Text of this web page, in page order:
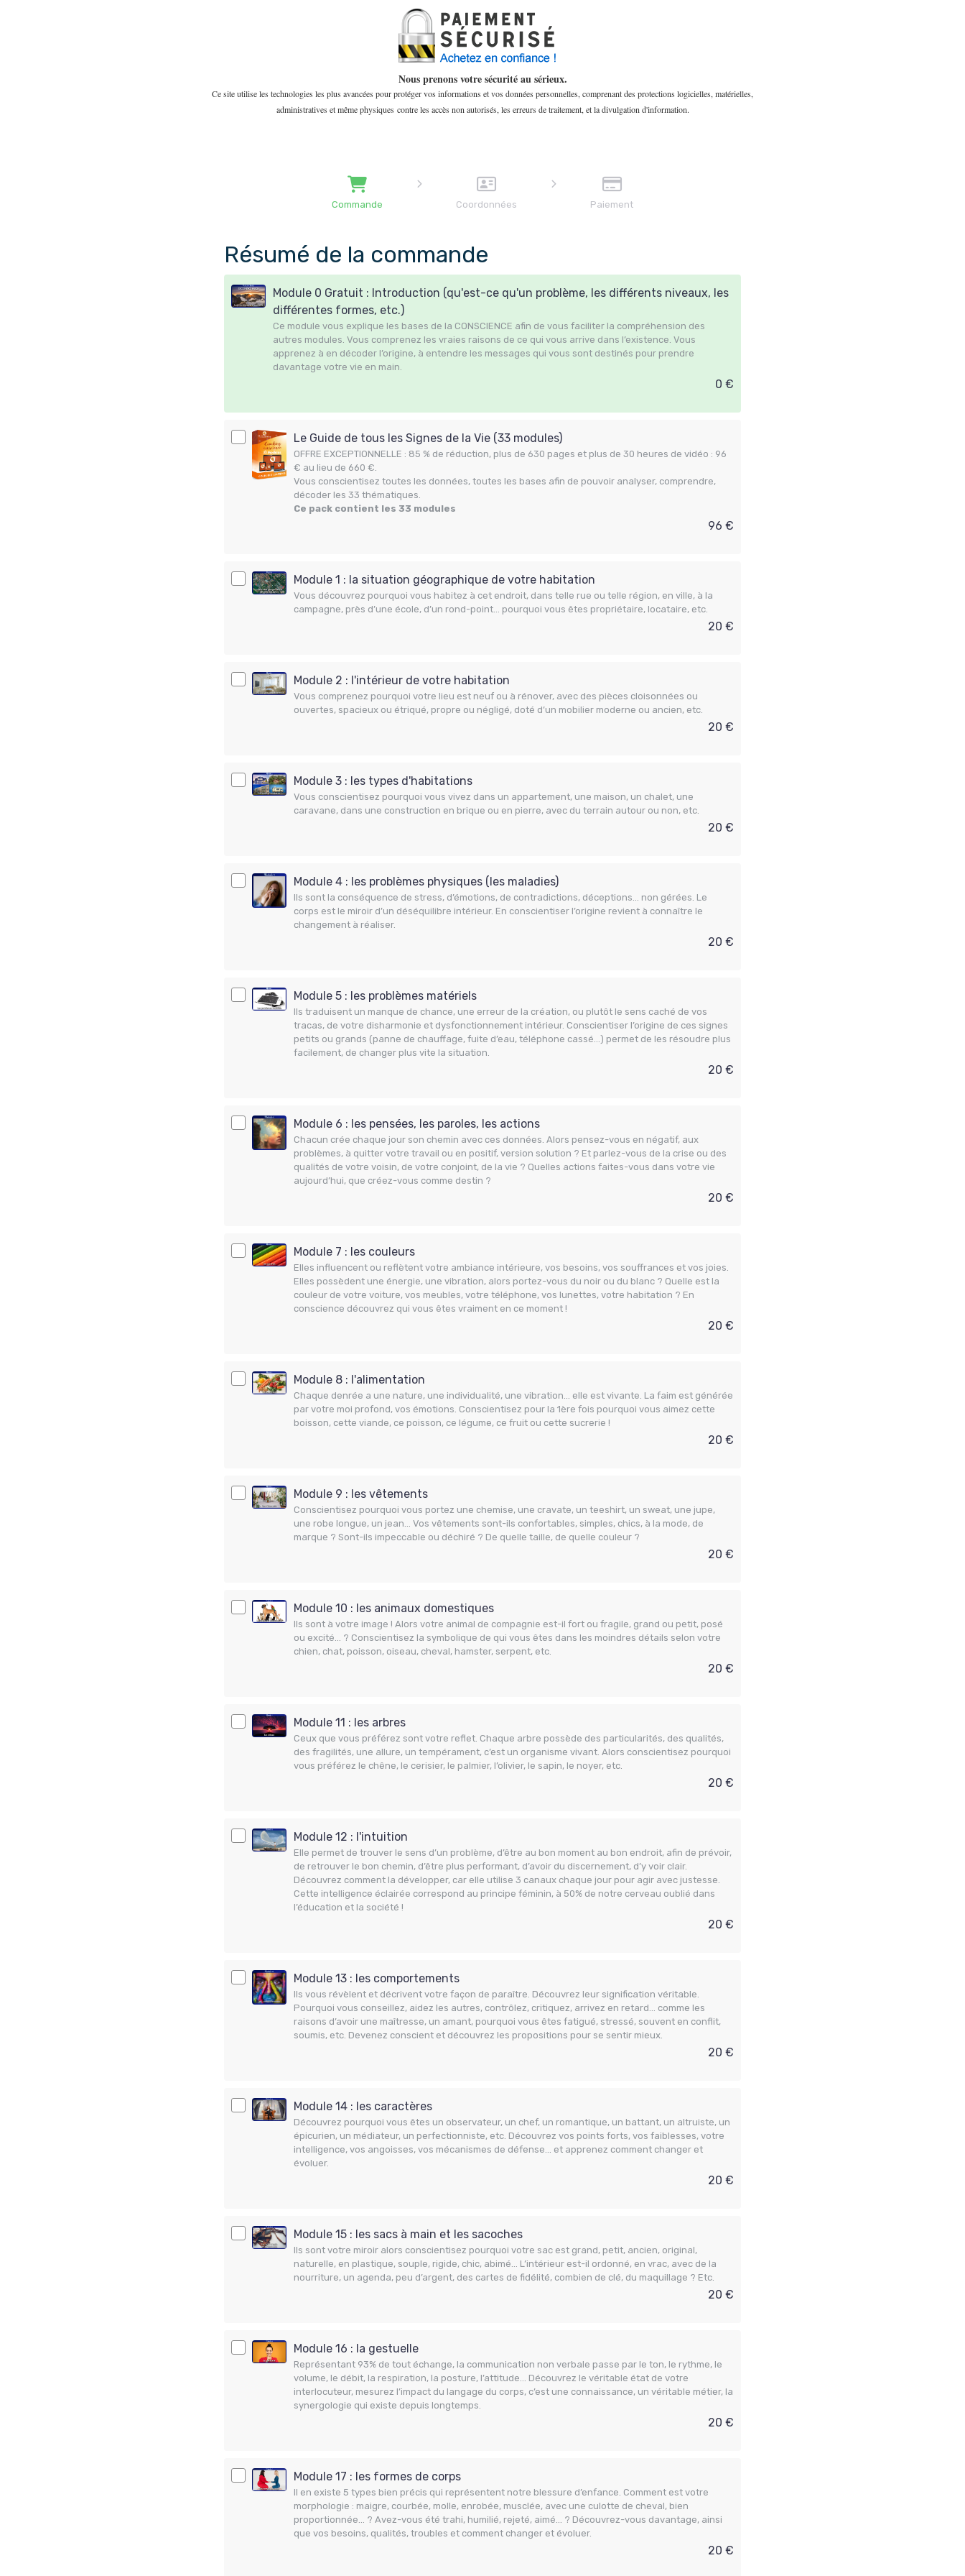
Nous prenons votre sécurité au sérieux.
Ce site utilise les technologies les plus avancées pour protéger vos informations et vos données personnelles, comprenant des protections logicielles, matérielles,
administratives et même physiques contre les accès non autorisés, les erreurs de traitement, et la divulgation d'information.
Commande Coordonnées Paiement
Résumé de la commande
Module 0 Gratuit : Introduction (qu'est-ce qu'un problème, les différents niveaux, les
différentes formes, etc.)
Ce module vous explique les bases de la CONSCIENCE afin de vous faciliter la compréhension des
autres modules. Vous comprenez les vraies raisons de ce qui vous arrive dans l’existence. Vous
apprenez à en décoder l’origine, à entendre les messages qui vous sont destinés pour prendre
davantage votre vie en main.
0 €
Le Guide de tous les Signes de la Vie (33 modules)
OFFRE EXCEPTIONNELLE : 85 % de réduction, plus de 630 pages et plus de 30 heures de vidéo : 96
€ au lieu de 660 €.
Vous conscientisez toutes les données, toutes les bases afin de pouvoir analyser, comprendre,
décoder les 33 thématiques.
Ce pack contient les 33 modules
96 €
Module 1 : la situation géographique de votre habitation
Vous découvrez pourquoi vous habitez à cet endroit, dans telle rue ou telle région, en ville, à la
campagne, près d’une école, d’un rond-point… pourquoi vous êtes propriétaire, locataire, etc.
20 €
Module 2 : l'intérieur de votre habitation
Vous comprenez pourquoi votre lieu est neuf ou à rénover, avec des pièces cloisonnées ou
ouvertes, spacieux ou étriqué, propre ou négligé, doté d’un mobilier moderne ou ancien, etc.
20 €
Module 3 : les types d'habitations
Vous conscientisez pourquoi vous vivez dans un appartement, une maison, un chalet, une
caravane, dans une construction en brique ou en pierre, avec du terrain autour ou non, etc.
20 €
Module 4 : les problèmes physiques (les maladies)
Ils sont la conséquence de stress, d’émotions, de contradictions, déceptions… non gérées. Le
corps est le miroir d’un déséquilibre intérieur. En conscientiser l’origine revient à connaître le
changement à réaliser.
20 €
Module 5 : les problèmes matériels
Ils traduisent un manque de chance, une erreur de la création, ou plutôt le sens caché de vos
tracas, de votre disharmonie et dysfonctionnement intérieur. Conscientiser l’origine de ces signes
petits ou grands (panne de chauffage, fuite d’eau, téléphone cassé…) permet de les résoudre plus
facilement, de changer plus vite la situation.
20 €
Module 6 : les pensées, les paroles, les actions
Chacun crée chaque jour son chemin avec ces données. Alors pensez-vous en négatif, aux
problèmes, à quitter votre travail ou en positif, version solution ? Et parlez-vous de la crise ou des
qualités de votre voisin, de votre conjoint, de la vie ? Quelles actions faites-vous dans votre vie
aujourd’hui, que créez-vous comme destin ?
20 €
Module 7 : les couleurs
Elles influencent ou reflètent votre ambiance intérieure, vos besoins, vos souffrances et vos joies.
Elles possèdent une énergie, une vibration, alors portez-vous du noir ou du blanc ? Quelle est la
couleur de votre voiture, vos meubles, votre téléphone, vos lunettes, votre habitation ? En
conscience découvrez qui vous êtes vraiment en ce moment !
20 €
Module 8 : l'alimentation
Chaque denrée a une nature, une individualité, une vibration… elle est vivante. La faim est générée
par votre moi profond, vos émotions. Conscientisez pour la 1ère fois pourquoi vous aimez cette
boisson, cette viande, ce poisson, ce légume, ce fruit ou cette sucrerie !
20 €
Module 9 : les vêtements
Conscientisez pourquoi vous portez une chemise, une cravate, un teeshirt, un sweat, une jupe,
une robe longue, un jean… Vos vêtements sont-ils confortables, simples, chics, à la mode, de
marque ? Sont-ils impeccable ou déchiré ? De quelle taille, de quelle couleur ?
20 €
Module 10 : les animaux domestiques
Ils sont à votre image ! Alors votre animal de compagnie est-il fort ou fragile, grand ou petit, posé
ou excité… ? Conscientisez la symbolique de qui vous êtes dans les moindres détails selon votre
chien, chat, poisson, oiseau, cheval, hamster, serpent, etc.
20 €
Module 11 : les arbres
Ceux que vous préférez sont votre reflet. Chaque arbre possède des particularités, des qualités,
des fragilités, une allure, un tempérament, c’est un organisme vivant. Alors conscientisez pourquoi
vous préférez le chêne, le cerisier, le palmier, l’olivier, le sapin, le noyer, etc.
20 €
Module 12 : l'intuition
Elle permet de trouver le sens d’un problème, d’être au bon moment au bon endroit, afin de prévoir,
de retrouver le bon chemin, d’être plus performant, d’avoir du discernement, d’y voir clair.
Découvrez comment la développer, car elle utilise 3 canaux chaque jour pour agir avec justesse.
Cette intelligence éclairée correspond au principe féminin, à 50% de notre cerveau oublié dans
l’éducation et la société !
20 €
Module 13 : les comportements
Ils vous révèlent et décrivent votre façon de paraître. Découvrez leur signification véritable.
Pourquoi vous conseillez, aidez les autres, contrôlez, critiquez, arrivez en retard… comme les
raisons d’avoir une maîtresse, un amant, pourquoi vous êtes fatigué, stressé, souvent en conflit,
soumis, etc. Devenez conscient et découvrez les propositions pour se sentir mieux.
20 €
Module 14 : les caractères
Découvrez pourquoi vous êtes un observateur, un chef, un romantique, un battant, un altruiste, un
épicurien, un médiateur, un perfectionniste, etc. Découvrez vos points forts, vos faiblesses, votre
intelligence, vos angoisses, vos mécanismes de défense… et apprenez comment changer et
évoluer.
20 €
Module 15 : les sacs à main et les sacoches
Ils sont votre miroir alors conscientisez pourquoi votre sac est grand, petit, ancien, original,
naturelle, en plastique, souple, rigide, chic, abimé… L’intérieur est-il ordonné, en vrac, avec de la
nourriture, un agenda, peu d’argent, des cartes de fidélité, combien de clé, du maquillage ? Etc.
20 €
Module 16 : la gestuelle
Représentant 93% de tout échange, la communication non verbale passe par le ton, le rythme, le
volume, le débit, la respiration, la posture, l’attitude… Découvrez le véritable état de votre
interlocuteur, mesurez l’impact du langage du corps, c’est une connaissance, un véritable métier, la
synergologie qui existe depuis longtemps.
20 €
Module 17 : les formes de corps
Il en existe 5 types bien précis qui représentent notre blessure d’enfance. Comment est votre
morphologie : maigre, courbée, molle, enrobée, musclée, avec une culotte de cheval, bien
proportionnée… ? Avez-vous été trahi, humilié, rejeté, aimé… ? Découvrez-vous davantage, ainsi
que vos besoins, qualités, troubles et comment changer et évoluer.
20 €